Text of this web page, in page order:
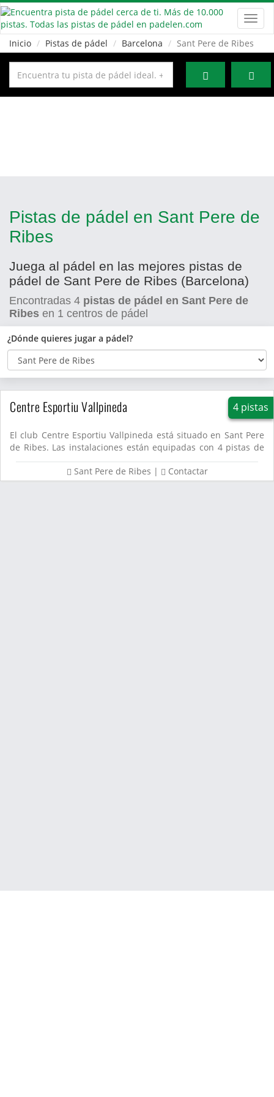
Inicio
Pistas de pádel Barcelona Sant Pere de Ribes
Pistas de pádel en Sant Pere de
Ribes
Juega al pádel en las mejores pistas de
pádel de Sant Pere de Ribes (Barcelona)
Encontradas 4 pistas de pádel en Sant Pere de
Ribes en 1 centros de pádel
¿Dónde quieres jugar a pádel?
Centre Esportiu Vallpineda 4 pistas
El club Centre Esportiu Vallpineda está situado en Sant Pere
de Ribes. Las instalaciones están equipadas con 4 pistas de
p�...
Sant Pere de Ribes | Contactar